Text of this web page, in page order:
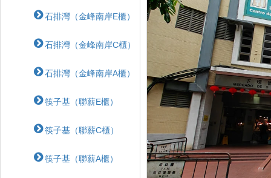
石排灣（金峰南岸E櫃）
石排灣（金峰南岸C櫃）
石排灣（金峰南岸A櫃）
筷子基（聯薪E櫃）
筷子基（聯薪C櫃）
筷子基（聯薪A櫃）